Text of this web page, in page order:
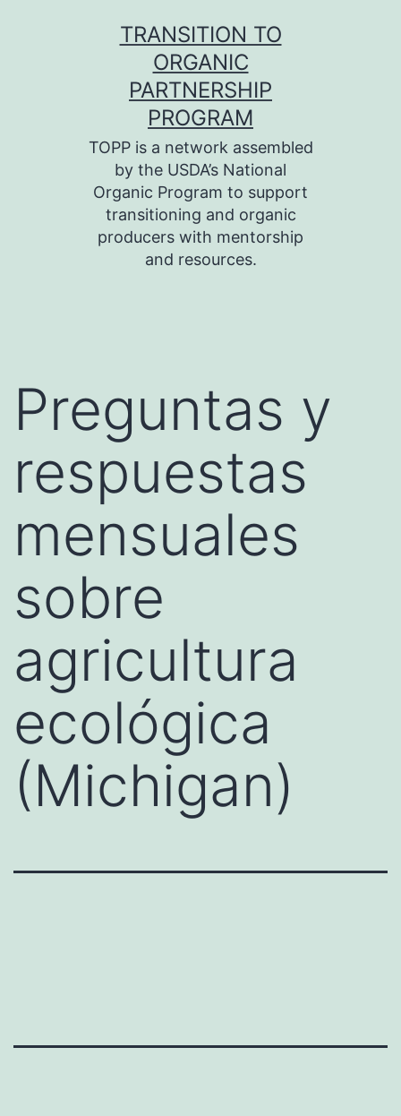
TRANSITION TO
ORGANIC
PARTNERSHIP
PROGRAM
TOPP is a network assembled
by the USDA’s National
Organic Program to support
transitioning and organic
producers with mentorship
and resources.
Preguntas y
respuestas
mensuales
sobre
agricultura
ecológica
(Michigan)